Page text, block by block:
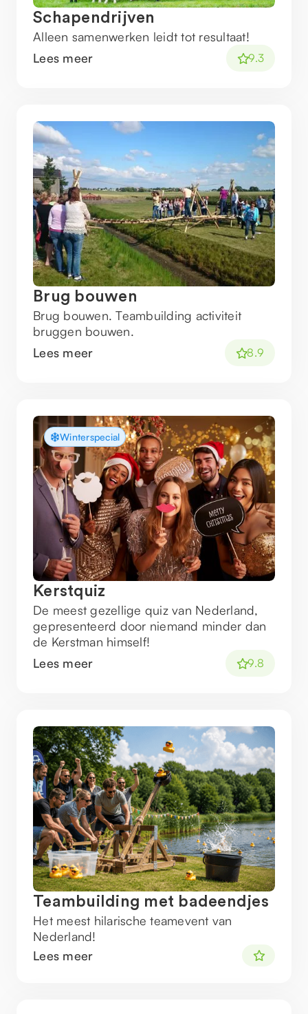
Schapendrijven
Alleen samenwerken leidt tot resultaat!
Lees meer
9.3
Brug bouwen
Brug bouwen. Teambuilding activiteit
bruggen bouwen.
Lees meer
8.9
Winterspecial
Kerstquiz
De meest gezellige quiz van Nederland,
gepresenteerd door niemand minder dan
de Kerstman himself!
Lees meer
9.8
Teambuilding met badeendjes
Het meest hilarische teamevent van
Nederland!
Lees meer